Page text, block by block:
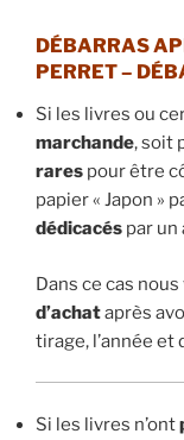
DÉBARRAS
PERRET–
Si les livres ou
marchande, soit
rares pour être
papier « Japon »
dédicacés par
Dans ce cas
d’achataprès
tirage, l’année et
Si les livres n’ont